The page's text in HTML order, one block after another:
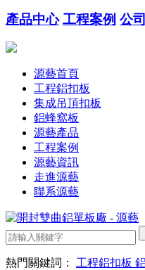
產品中心 工程案例 公
源藝首頁
工程鋁扣板
集成吊頂扣板
鋁蜂窩板
源藝產品
工程案例
源藝資訊
走進源藝
聯系源藝
熱門關鍵詞： 工程鋁扣板